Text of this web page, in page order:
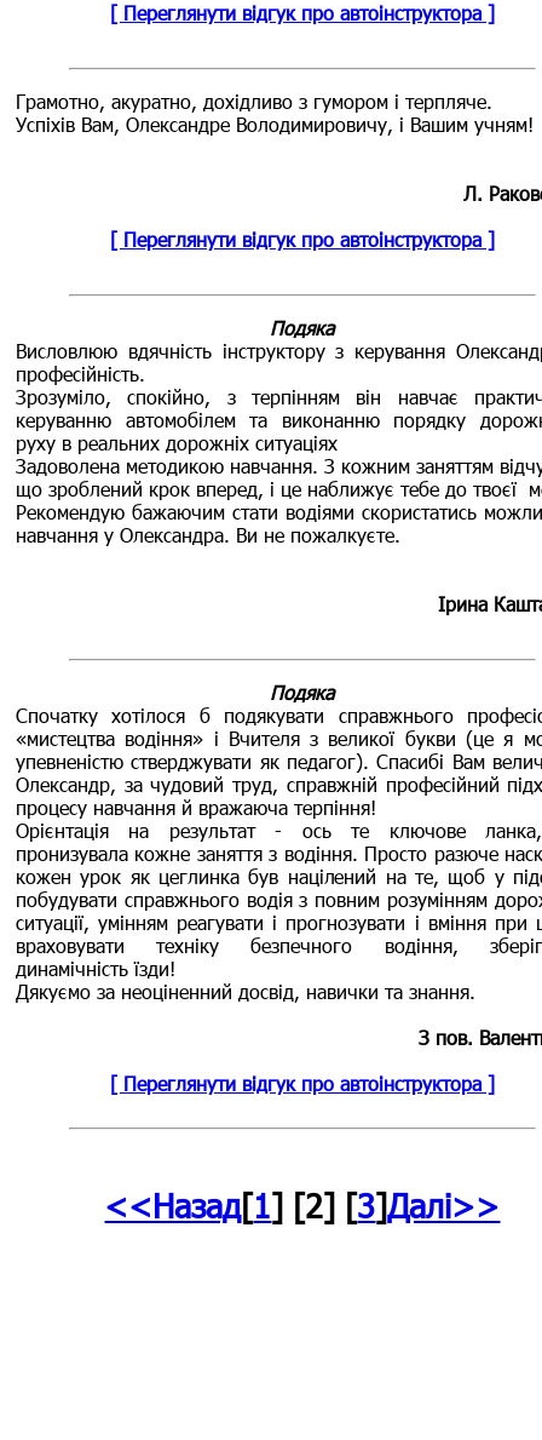
[ Переглянути відгук про автоінструктора ]
Грамотно, акуратно, дохідливо з гумором і терпляче.
Успіхів Вам, Олександре Володимировичу, і Вашим учням!
Л.
[ Переглянути відгук про автоінструктора ]
Подяка
Висловлюю вдячність інструктору з керування
професійність.
Зрозуміло, спокійно, з терпінням він навчає
керуванню автомобілем та виконанню порядку
руху в реальних дорожніх ситуаціях
Задоволена методикою навчання. З кожним заняттям
що зроблений крок вперед, і це наближує тебе до твоєї
Рекомендую бажаючим стати водіями скористатись
навчання у Олександра. Ви не пожалкуєте.
Ірина
Подяка
Спочатку хотілося б подякувати справжнього
«мистецтва водіння» і Вчителя з великої букви (це я
упевненістю стверджувати як педагог). Спасибі Вам
Олександр, за чудовий труд, справжній професійний
процесу навчання й вражаюча терпіння!
Орієнтація на результат - ось те ключове
пронизувала кожне заняття з водіння. Просто разюче
кожен урок як цеглинка був націлений на те, щоб у
побудувати справжнього водія з повним розумінням
ситуації, умінням реагувати і прогнозувати і вміння при
враховувати техніку безпечного водіння,
динамічність їзди!
Дякуємо за неоціненний досвід, навички та знання.
З пов.
[ Переглянути відгук про автоінструктора ]
<<Назад[1] [2] [3]Далі>>